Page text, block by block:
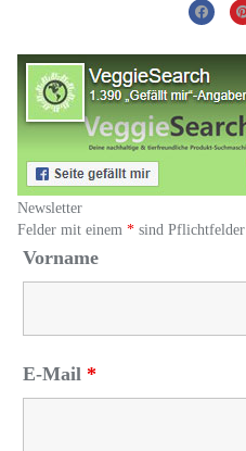
Newsletter
Felder mit einem * sind Pflichtfelder
Vorname
E-Mail *